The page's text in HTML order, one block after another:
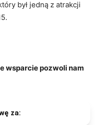
był jedną z atrakcji
wsparcie pozwoli nam
za: